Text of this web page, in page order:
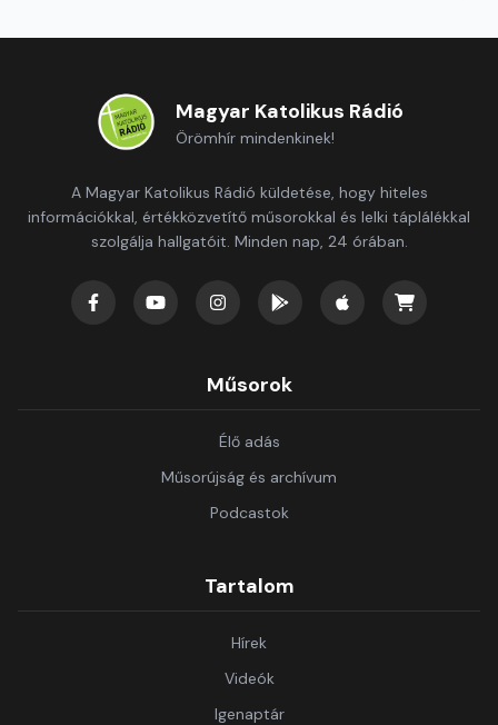
Magyar Katolikus Rádió
Örömhír mindenkinek!
A Magyar Katolikus Rádió küldetése, hogy hiteles
információkkal, értékközvetítő műsorokkal és lelki táplálékkal
szolgálja hallgatóit. Minden nap, 24 órában.
Műsorok
Élő adás
Műsorújság és archívum
Podcastok
Tartalom
Hírek
Videók
Igenaptár